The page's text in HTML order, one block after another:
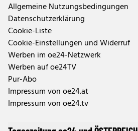
Allgemeine Nutzungsbedingungen
Datenschutzerklärung
Cookie-Liste
Cookie-Einstellungen und Widerruf
Werben im oe24-Netzwerk
Werben auf oe24TV
Pur-Abo
Impressum von oe24.at
Impressum von oe24.tv